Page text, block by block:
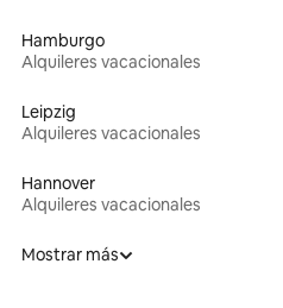
Hamburgo
Alquileres vacacionales
Leipzig
Alquileres vacacionales
Hannover
Alquileres vacacionales
Mostrar más